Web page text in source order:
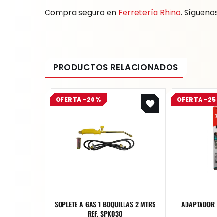
Compra seguro en Ferretería Rhino.
OFERTA -20%
SOPLETE A GAS 1 BOQUILLAS 2 MTRS
REF. SPK030
Original
price
Current
price
OFERTA -